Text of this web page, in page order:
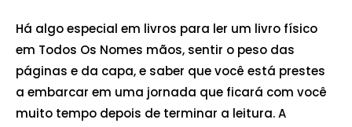
Há algo especial em livros para ler um livro físico
em Todos Os Nomes mãos, sentir o peso das
páginas e da capa, e saber que você está prestes
a embarcar em uma jornada que ficará com você
muito tempo depois de terminar a leitura. A